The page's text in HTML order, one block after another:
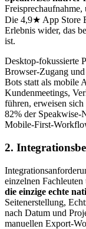
Die 4,9★ App Store
Erlebnis wider, das
ist.
Desktop-fokussierte
Browser-Zugang
Bots statt als mobile
Kundenmeetings,
führen, erweisen
82% der Speakwise-
Mobile-First-
2.
einzelnen Fachleuten
die einzige echte
Seitenerstellung,
nach Datum und
manuellen Export-